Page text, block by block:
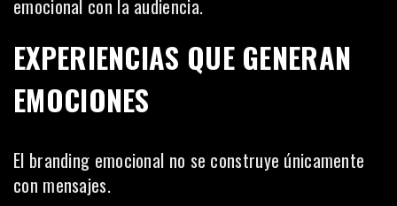
emocional con la audiencia.
EXPERIENCIAS QUE GENERAN
EMOCIONES
El branding emocional no se construye únicamente
con mensajes.